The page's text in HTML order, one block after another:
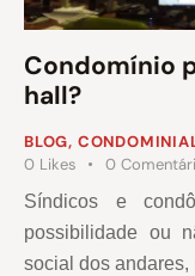
Condomínio
hall?
BLOG,
0 Likes 0
Síndicos e
possibilidade ou
social dos